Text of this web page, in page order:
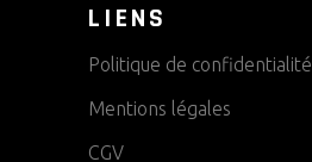
LIENS
Politique de confidentialité
Mentions légales
CGV